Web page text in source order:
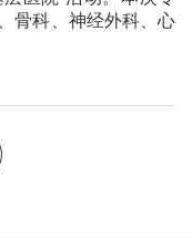
骨科、神经外科、心